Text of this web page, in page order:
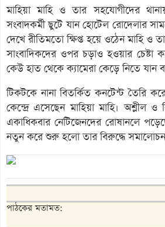
মাহিয়া মাহি ও তার সহযোগীদের
সংবাদকর্মী ছুটে যান হোটেল রোদেলার
দেখে রীতিমতো ক্ষিপ্ত হয়ে ওঠেন মাহি ও
সাংবাদিকদের ওপর চড়াও হওয়ার চেষ্টা
কেউ হাত থেকে ক্যামেরা কেড়ে নিতে
টিকটকে নানা বিতর্কিত কনটেন্ট তৈরি
কেন্দ্রে এসেছেন মাহিয়া মাহি। অশ্লীল ও
একাধিকবার নেটিজেনদের রোষানলে
নতুন করে শুরু হলো তার বিরুদ্ধে
পাঠকের মতামত: